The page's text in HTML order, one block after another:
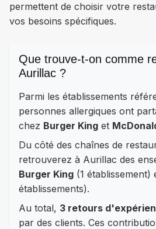
permettent de choisir votre
vos besoins spécifiques.
Que trouve-t-on comme
Aurillac ?
Parmi les établissements
personnes allergiques ont
chez Burger King et
Du côté des chaînes de
retrouverez à Aurillac des
Burger King (1 établissement)
établissements).
Au total, 3 retours
par des clients. Ces